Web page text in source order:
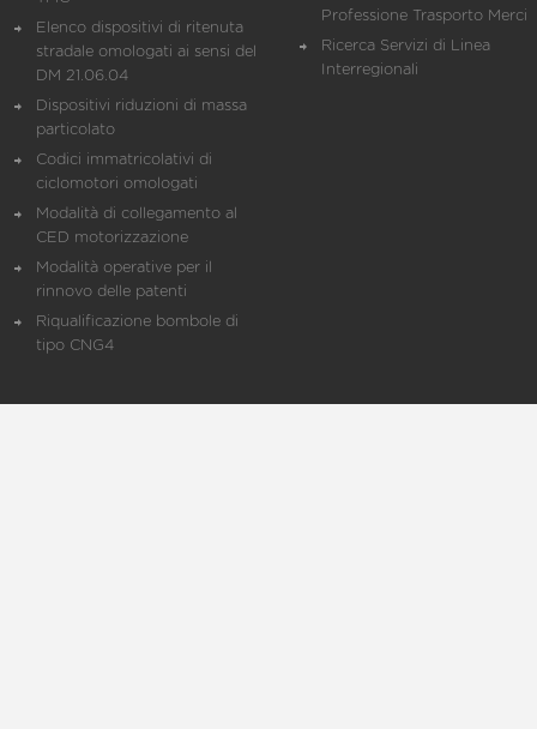
Elenco dispositivi di ritenuta
stradale omologati ai sensi del
DM 21.06.04
Dispositivi riduzioni di massa
particolato
Codici immatricolativi di
ciclomotori omologati
Modalità di collegamento al
CED motorizzazione
Modalità operative per il
rinnovo delle patenti
Riqualificazione bombole di
tipo CNG4
Professione Trasporto Merci
Ricerca Servizi di Linea
Interregionali